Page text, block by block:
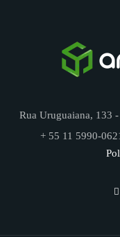
Rua Uruguaiana, 133
+ 55 11 5990-